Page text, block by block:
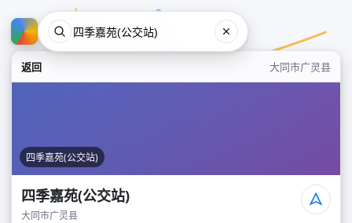
返回 大同市广灵县
四季嘉苑(公交站)
四季嘉苑(公交站)
大同市广灵县